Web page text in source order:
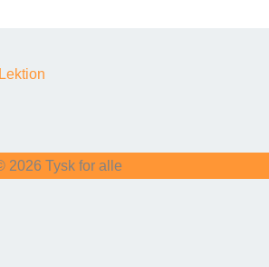
2026 Tysk for alle